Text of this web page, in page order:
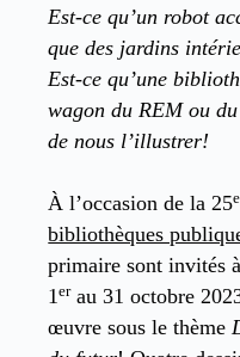
Est-ce qu’un robot
que des jardins
Est-ce qu’une
wagon du REM ou
de nous l’illustrer!
À l’occasion de la 25e
bibliothèques
primaire sont invités
1erau 31 octobre
œuvre sous le thème